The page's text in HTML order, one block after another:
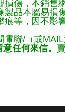
傷，本銷售
品本屬易
等，因不影
聯/（或MAIL
任何來信。